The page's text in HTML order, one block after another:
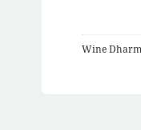
Wine